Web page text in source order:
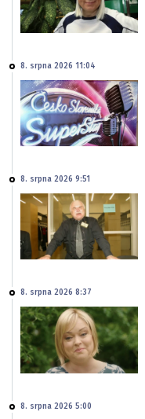
8. srpna 2026 11:04
8. srpna 2026 9:51
8. srpna 2026 8:37
8. srpna 2026 5:00